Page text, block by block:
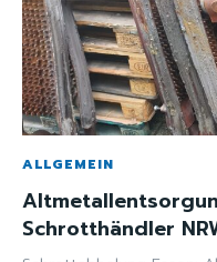
ALLGEMEIN
Schrotthändler